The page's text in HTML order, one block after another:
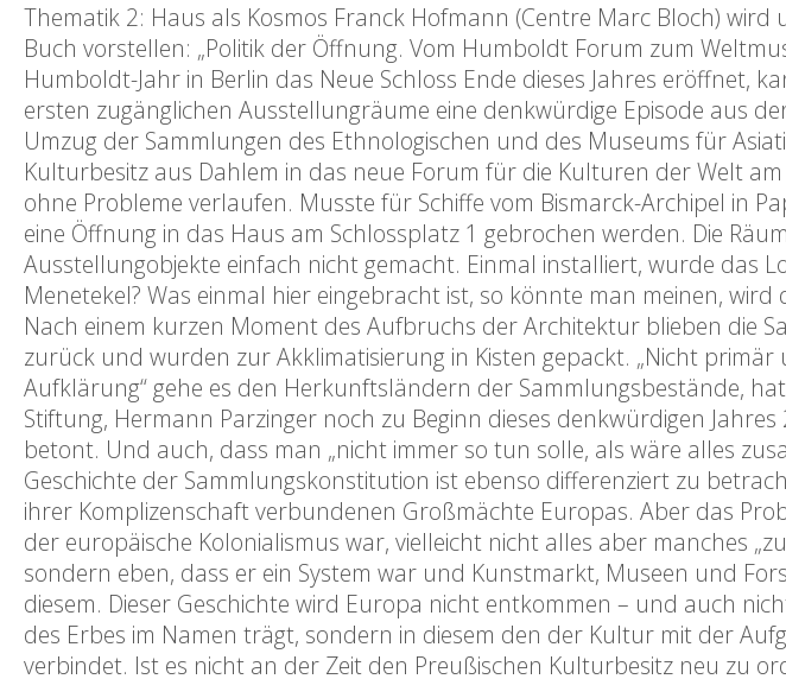
Thematik 2: Haus als Kosmos Franck Hofmann (Centre Marc Bloch) wird
Buch vorstellen: „Politik der Öffnung. Vom Humboldt Forum zum
Humboldt-Jahr in Berlin das Neue Schloss Ende dieses Jahres eröffnet,
ersten zugänglichen Ausstellungräume eine denkwürdige Episode aus
Umzug der Sammlungen des Ethnologischen und des Museums für
Kulturbesitz aus Dahlem in das neue Forum für die Kulturen der Welt
ohne Probleme verlaufen. Musste für Schiffe vom Bismarck-Archipel in
eine Öffnung in das Haus am Schlossplatz 1 gebrochen werden. Die
Ausstellungobjekte einfach nicht gemacht. Einmal installiert, wurde das
Menetekel? Was einmal hier eingebracht ist, so könnte man meinen,
Nach einem kurzen Moment des Aufbruchs der Architektur blieben die
zurück und wurden zur Akklimatisierung in Kisten gepackt. „Nicht primär
Aufklärung“ gehe es den Herkunftsländern der Sammlungsbestände,
Stiftung, Hermann Parzinger noch zu Beginn dieses denkwürdigen Jahres
betont. Und auch, dass man „nicht immer so tun solle, als wäre alles
Geschichte der Sammlungskonstitution ist ebenso differenziert zu
ihrer Komplizenschaft verbundenen Großmächte Europas. Aber das
der europäische Kolonialismus war, vielleicht nicht alles aber manches
sondern eben, dass er ein System war und Kunstmarkt, Museen und
diesem. Dieser Geschichte wird Europa nicht entkommen – und auch
des Erbes im Namen trägt, sondern in diesem den der Kultur mit der
verbindet. Ist es nicht an der Zeit den Preußischen Kulturbesitz neu zu